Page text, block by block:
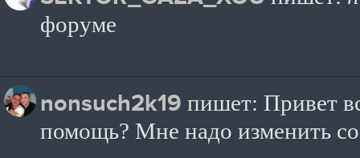
форуме
nonsuch2k19 пишет: Привет
помощь? Мне надо изменить